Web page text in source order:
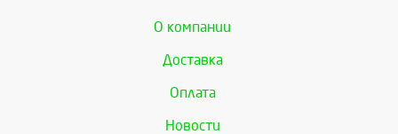
О компании
Доставка
Оплата
Новости